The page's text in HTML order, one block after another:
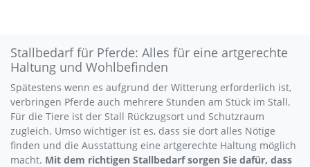
Stallbedarf für Pferde: Alles für eine artgerechte
Haltung und Wohlbefinden
Spätestens wenn es aufgrund der Witterung erforderlich ist,
verbringen Pferde auch mehrere Stunden am Stück im Stall.
Für die Tiere ist der Stall Rückzugsort und Schutzraum
zugleich. Umso wichtiger ist es, dass sie dort alles Nötige
finden und die Ausstattung eine artgerechte Haltung möglich
macht. Mit dem richtigen Stallbedarf sorgen Sie dafür, dass